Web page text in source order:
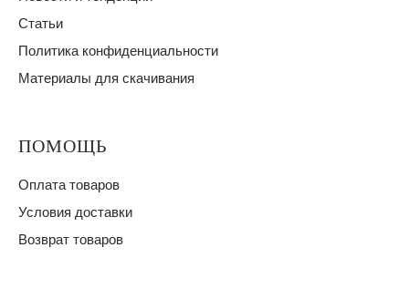
Статьи
Политика конфиденциальности
Материалы для скачивания
ПОМОЩЬ
Оплата товаров
Условия доставки
Возврат товаров